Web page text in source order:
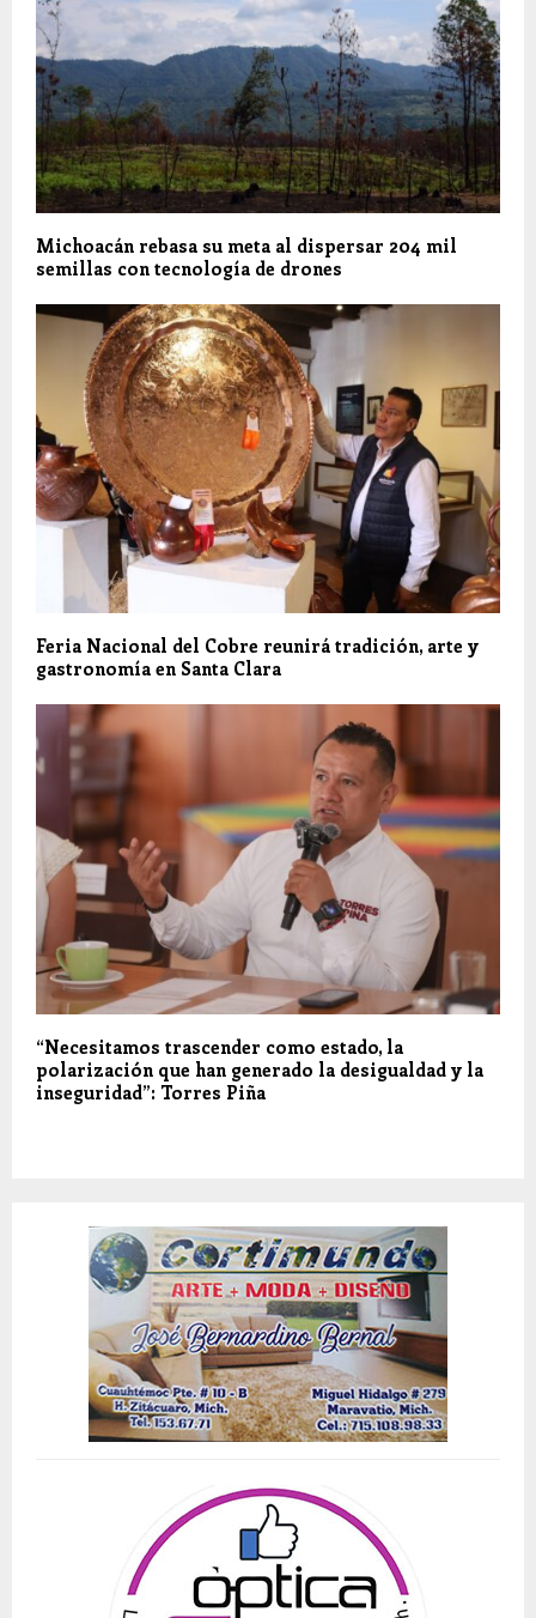
Michoacán rebasa su meta al dispersar 204 mil
semillas con tecnología de drones
Feria Nacional del Cobre reunirá tradición, arte y
gastronomía en Santa Clara
“Necesitamos trascender como estado, la
polarización que han generado la desigualdad y la
inseguridad”: Torres Piña